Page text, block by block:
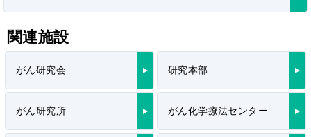
関連施設
がん研究会 研究本部
がん研究所 がん化学療法センター